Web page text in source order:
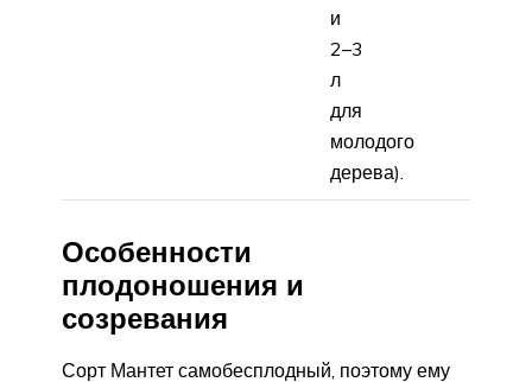
и
2–3
л
для
молодого
дерева).
Особенности
плодоношения и
созревания
Сорт Мантет самобесплодный, поэтому ему